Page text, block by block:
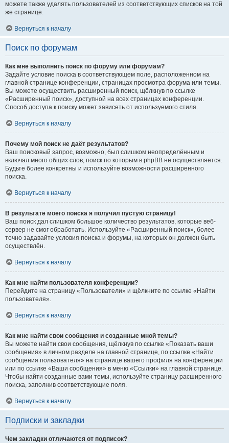
можете также удалять пользователей из соответствующих списков на той
же странице.
Вернуться к началу
Поиск по форумам
Как мне выполнить поиск по форуму или форумам?
Задайте условие поиска в соответствующем поле, расположенном на
главной странице конференции, страницах просмотра форума или темы.
Вы можете осуществить расширенный поиск, щёлкнув по ссылке
«Расширенный поиск», доступной на всех страницах конференции.
Способ доступа к поиску может зависеть от используемого стиля.
Вернуться к началу
Почему мой поиск не даёт результатов?
Ваш поисковый запрос, возможно, был слишком неопределённым и
включал много общих слов, поиск по которым в phpBB не осуществляется.
Будьте более конкретны и используйте возможности расширенного
поиска.
Вернуться к началу
В результате моего поиска я получил пустую страницу!
Ваш поиск дал слишком большое количество результатов, которые веб-
сервер не смог обработать. Используйте «Расширенный поиск», более
точно задавайте условия поиска и форумы, на которых он должен быть
осуществлён.
Вернуться к началу
Как мне найти пользователя конференции?
Перейдите на страницу «Пользователи» и щёлкните по ссылке «Найти
пользователя».
Вернуться к началу
Как мне найти свои сообщения и созданные мной темы?
Вы можете найти свои сообщения, щёлкнув по ссылке «Показать ваши
сообщения» в личном разделе на главной странице, по ссылке «Найти
сообщения пользователя» на странице вашего профиля на конференции
или по ссылке «Ваши сообщения» в меню «Ссылки» на главной странице.
Чтобы найти созданные вами темы, используйте страницу расширенного
поиска, заполнив соответствующие поля.
Вернуться к началу
Подписки и закладки
Чем закладки отличаются от подписок?